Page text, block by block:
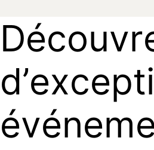
Découvr
d’excepti
événem